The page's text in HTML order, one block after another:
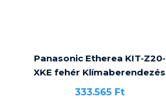
Panasonic Etherea KIT‐Z20‐
XKE fehér Klímaberendezés
333.565 Ft